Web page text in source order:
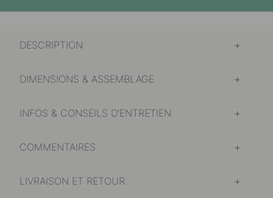
DESCRIPTION
DIMENSIONS & ASSEMBLAGE
INFOS & CONSEILS D'ENTRETIEN
COMMENTAIRES
LIVRAISON ET RETOUR